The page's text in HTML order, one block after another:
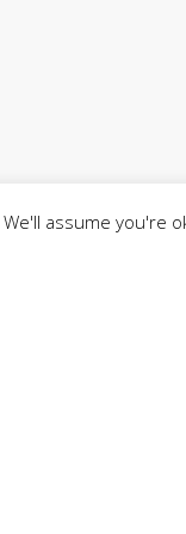
assume you're